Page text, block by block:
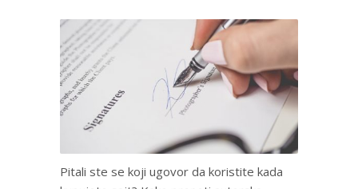
Pitali ste se koji ugovor da koristite kada